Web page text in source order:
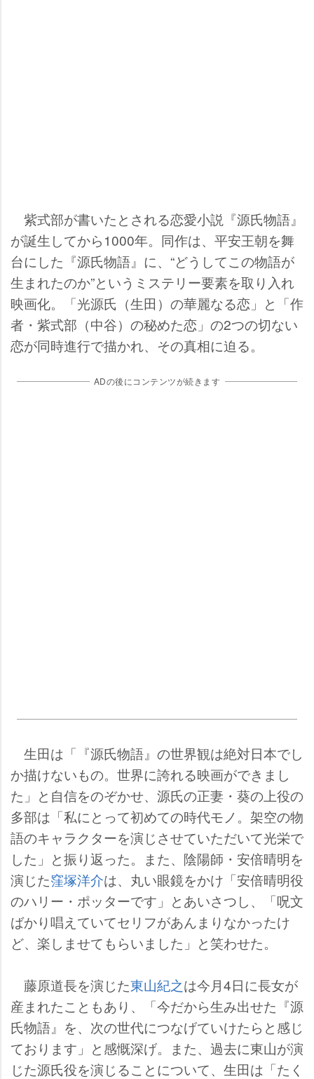
紫式部が書いたとされる恋愛小説『源氏物語』
が誕生してから1000年。同作は、平安王朝を舞
台にした『源氏物語』に、“どうしてこの物語が
生まれたのか”というミステリー要素を取り入れ
映画化。「光源氏（生田）の華麗なる恋」と「作
者・紫式部（中谷）の秘めた恋」の2つの切ない
恋が同時進行で描かれ、その真相に迫る。
ADの後にコンテンツが続きます
生田は「『源氏物語』の世界観は絶対日本でし
か描けないもの。世界に誇れる映画ができまし
た」と自信をのぞかせ、源氏の正妻・葵の上役の
多部は「私にとって初めての時代モノ。架空の物
語のキャラクターを演じさせていただいて光栄で
した」と振り返った。また、陰陽師・安倍晴明を
演じた窪塚洋介は、丸い眼鏡をかけ「安倍晴明役
のハリー・ポッターです」とあいさつし、「呪文
ばかり唱えていてセリフがあんまりなかったけ
ど、楽しませてもらいました」と笑わせた。
藤原道長を演じた東山紀之は今月4日に長女が
産まれたこともあり、「今だから生み出せた『源
氏物語』を、次の世代につなげていけたらと感じ
ております」と感慨深げ。また、過去に東山が演
じた源氏役を演じることについて、生田は「たく